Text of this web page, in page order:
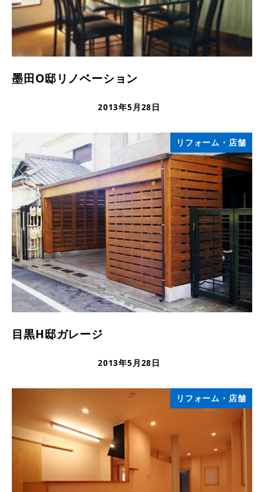
墨田O邸リノベーション
更新日
2013年5月28日
リフォーム・店舗
目黒H邸ガレージ
更新日
2013年5月28日
リフォーム・店舗